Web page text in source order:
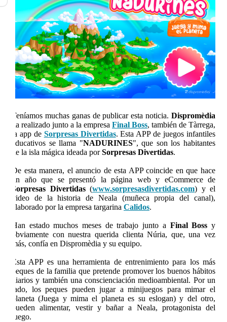
Teníamos muchas ganas de publicar esta noticia. Dispromèdia
ha realizado junto a la empresa Final Boss, también de Tàrrega,
la app de Sorpresas Divertidas. Esta APP de juegos infantiles
educativos se llama "NADURINES", que son los habitantes
de la isla mágica ideada porSorpresas Divertidas.
De esta manera, el anuncio de esta APP coincide en que hace
un año que se presentó la página web y eCommerce de
Sorpresas Divertidas(www.sorpresasdivertidas.com) y el
video de la historia de Neala (muñeca propia del canal),
elaborado por la empresa targarina Calidos.
Han estado muchos meses de trabajo junto a Final Boss y
obviamente con nuestra querida clienta Núria, que, una vez
más, confía en Dispromèdia y su equipo.
Esta APP es una herramienta de entrenimiento para los más
peques de la familia que pretende promover los buenos hábitos
diarios y también una conscienciación medioambiental. Por un
lado, los peques pueden jugar a minijuegos para mimar el
planeta (Juega y mima el planeta es su eslogan) y del otro,
pueden alimentar, vestir y bañar a Neala, protagonista del
juego.